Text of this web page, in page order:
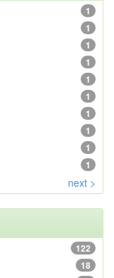
1
1
1
1
1
1
1
1
1
1
next >
122
18